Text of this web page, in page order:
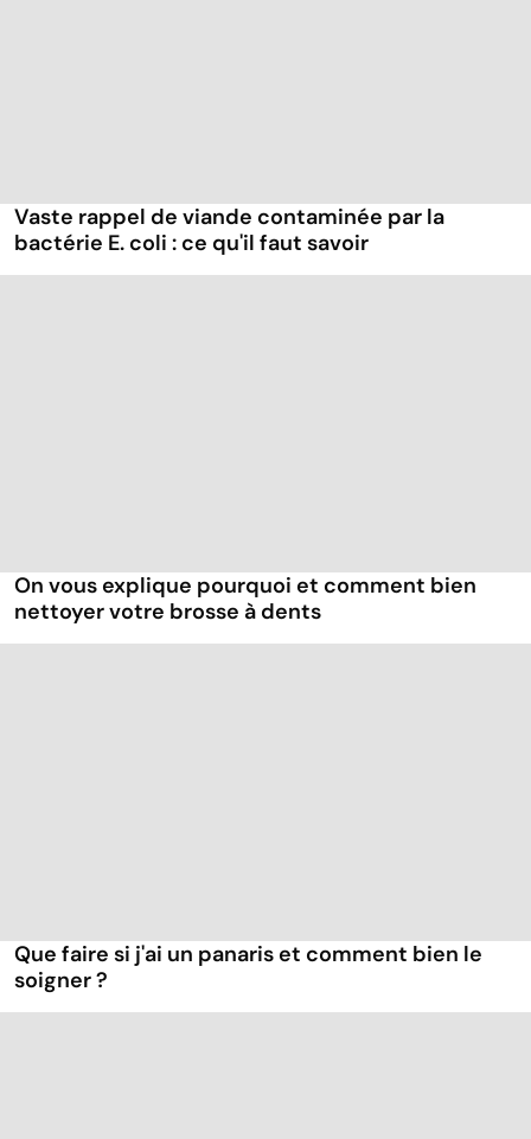
Vaste rappel de viande contaminée par la
bactérie E. coli : ce qu'il faut savoir
On vous explique pourquoi et comment bien
nettoyer votre brosse à dents
Que faire si j'ai un panaris et comment bien le
soigner ?